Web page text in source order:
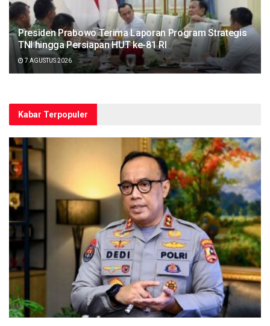
Presiden Prabowo Terima Laporan Program Strategis
TNI hingga Persiapan HUT ke-81 RI
7 AGUSTUS 2026
Kabar Terpopuler